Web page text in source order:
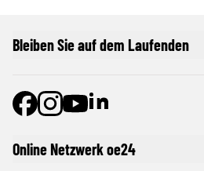
Online Netzwerk oe24
Bleiben Sie auf dem Laufenden